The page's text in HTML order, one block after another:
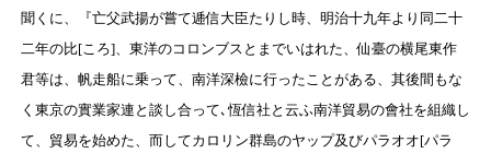
聞くに、『亡父武揚が嘗て逓信大臣たりし時、明治十九年より同二十
二年の比[ころ]、東洋のコロンブスとまでいはれた、仙臺の横尾東作
君等は、帆走船に乗って、南洋深檢に行ったことがある、其後間もな
く東京の實業家連と談し合って､恆信社と云ふ南洋貿易の會社を組織し
て、貿易を始めた、而してカロリン群島のヤップ及びパラオオ[パラ